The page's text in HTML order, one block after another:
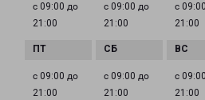
с 09:00 до
21:00
с 09:00 до
21:00
с
21:00
с 09:00 до
21:00
с 09:00 до
21:00
с
21:00